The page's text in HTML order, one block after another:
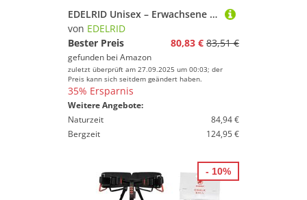
Geschlecht
EDELRID Unisex – Erwachsene Via Ferrata Belay Kit II Klettersteigset, Assorted Colours, 25
von EDELRID
Bester Preis
80,83 € 83,51 €
gefunden bei Amazon
zuletzt überprüft am 27.09.2025 um 00:03; der
Preis kann sich seitdem geändert haben.
35% Ersparnis
Weitere Angebote:
Naturzeit
84,94 €
Bergzeit
124,95 €
- 10%